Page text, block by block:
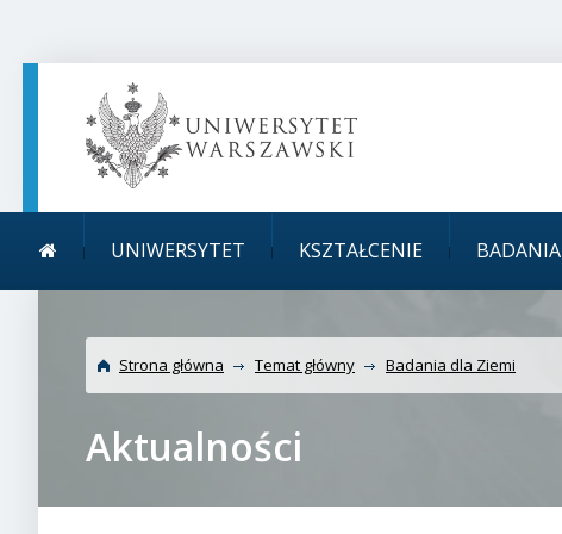
główne
UNIWERSYTET KSZTAŁCENIE BADANIA
Strona główna Temat główny Badania dla Ziemi
Aktualności